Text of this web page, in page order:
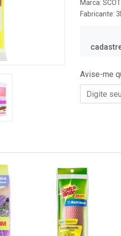
Marca:
Fabricante:
Avise-me